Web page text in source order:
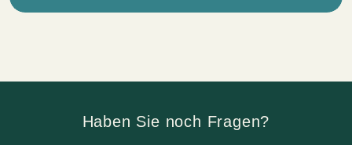
Haben Sie noch Fragen?